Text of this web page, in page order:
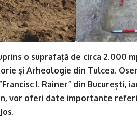
o suprafață de circa 2.000
și Arheologie din Tulcea.
I. Rainer” din București,
vor oferi date importante